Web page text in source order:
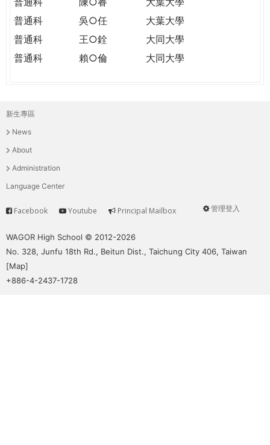
普通科
吳○任
大葉大學
普通科
王○銓
大同大學
普通科
賴○倫 大同大學
主
選
單
新生專區
News
About
Administration
Language Center
User
管理登入
Service
Facebook Youtube Principal Mailbox
WAGOR High School © 2012-2026
No. 328, Junfu 18th Rd., Beitun Dist., Taichung City 406, Taiwan
[Map]
+886-4-2437-1728